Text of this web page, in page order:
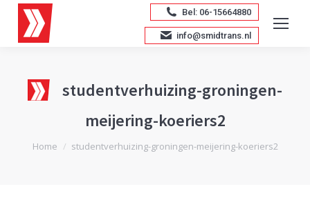
Bel: 06-15664880
info@smidtrans.nl
studentverhuizing-groningen-
meijering-koeriers2
Je bent hier:
Home studentverhuizing-groningen-meijering-koeriers2